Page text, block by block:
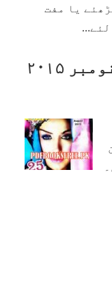
یا مفت
ماہ نامہ سچی کہانیاں نومبر ۲۰۱۵